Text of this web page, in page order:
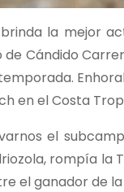
la mejor
Cándido
en el Costa
el
rompía la
el ganador de